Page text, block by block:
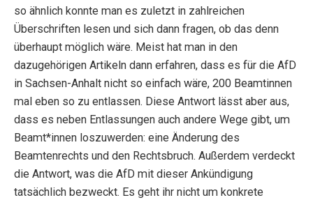
so ähnlich konnte man es zuletzt in zahlreichen
Überschriften lesen und sich dann fragen, ob das denn
überhaupt möglich wäre. Meist hat man in den
dazugehörigen Artikeln dann erfahren, dass es für die AfD
in Sachsen-Anhalt nicht so einfach wäre, 200 Beamtinnen
mal eben so zu entlassen. Diese Antwort lässt aber aus,
dass es neben Entlassungen auch andere Wege gibt, um
Beamt*innen loszuwerden: eine Änderung des
Beamtenrechts und den Rechtsbruch. Außerdem verdeckt
die Antwort, was die AfD mit dieser Ankündigung
tatsächlich bezweckt. Es geht ihr nicht um konkrete